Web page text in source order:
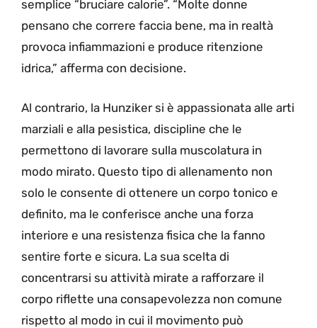
semplice “bruciare calorie”. “Molte donne
pensano che correre faccia bene, ma in realtà
provoca infiammazioni e produce ritenzione
idrica,” afferma con decisione.
Al contrario, la Hunziker si è appassionata alle arti
marziali e alla pesistica, discipline che le
permettono di lavorare sulla muscolatura in
modo mirato. Questo tipo di allenamento non
solo le consente di ottenere un corpo tonico e
definito, ma le conferisce anche una forza
interiore e una resistenza fisica che la fanno
sentire forte e sicura. La sua scelta di
concentrarsi su attività mirate a rafforzare il
corpo riflette una consapevolezza non comune
rispetto al modo in cui il movimento può